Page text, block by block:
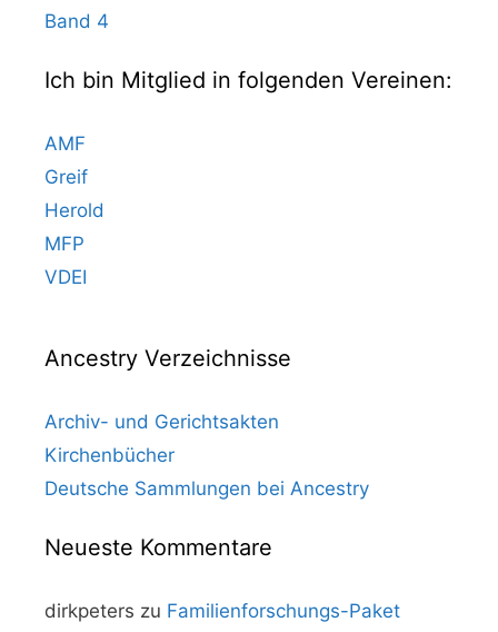
Band 4
Ich bin Mitglied in folgenden Vereinen:
AMF
Greif
Herold
MFP
VDEI
Ancestry Verzeichnisse
Archiv- und Gerichtsakten
Kirchenbücher
Deutsche Sammlungen bei Ancestry
Neueste Kommentare
dirkpeters zu Familienforschungs-Paket